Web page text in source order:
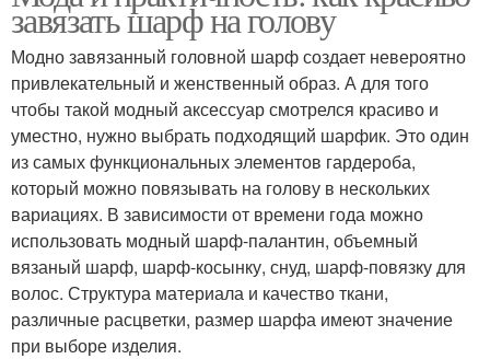
завязать шарф на голову
Модно завязанный головной шарф создает невероятно
привлекательный и женственный образ. А для того
чтобы такой модный аксессуар смотрелся красиво и
уместно, нужно выбрать подходящий шарфик. Это один
из самых функциональных элементов гардероба,
который можно повязывать на голову в нескольких
вариациях. В зависимости от времени года можно
использовать модный шарф-палантин, объемный
вязаный шарф, шарф-косынку, снуд, шарф-повязку для
волос. Структура материала и качество ткани,
различные расцветки, размер шарфа имеют значение
при выборе изделия.